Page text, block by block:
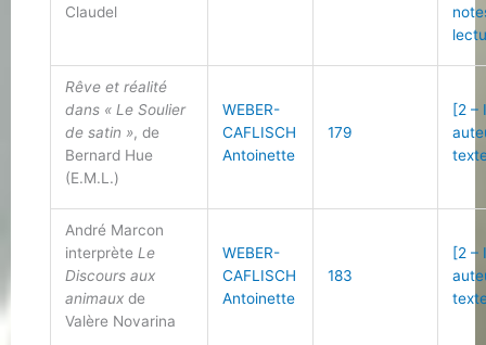
Claudel
Rêve et réalité
dans « Le Soulier
de satin », de
Bernard Hue
(E.M.L.)
WEBER-
CAFLISCH
Antoinette
179
[2 –
André Marcon
interprète Le
Discours aux
animaux de
Valère Novarina
WEBER-
CAFLISCH
Antoinette
183
[2 –